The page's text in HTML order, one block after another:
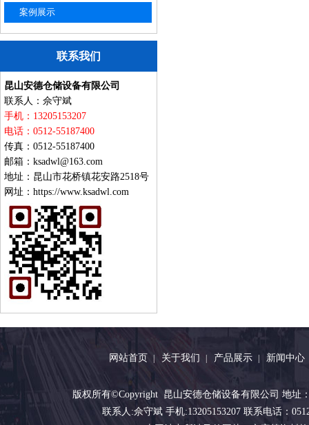
案例展示
联系我们
昆山安德仓储设备有限公司
联系人：佘守斌
手机：13205153207
电话：0512-55187400
传真：0512-55187400
邮箱：ksadwl@163.com
地址：昆山市花桥镇花安路2518号
网址：https://www.ksadwl.com
网站首页 关于我们 产品展示 新闻中心
版权所有©Copyright 昆山安德仓储设备有限公司 地址
联系人:佘守斌 手机:13205153207 联系电话：